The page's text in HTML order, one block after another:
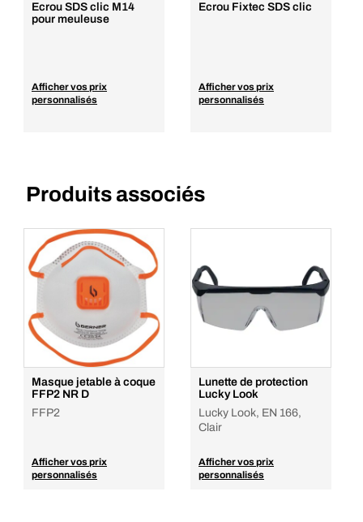
Ecrou SDS clic M14
pour meuleuse
Afficher vos prix
personnalisés
Ecrou Fixtec SDS clic
Afficher vos prix
personnalisés
Produits associés
Masque jetable à coque
FFP2 NR D
FFP2
Afficher vos prix
personnalisés
Lunette de protection
Lucky Look
Lucky Look, EN 166,
Clair
Afficher vos prix
personnalisés